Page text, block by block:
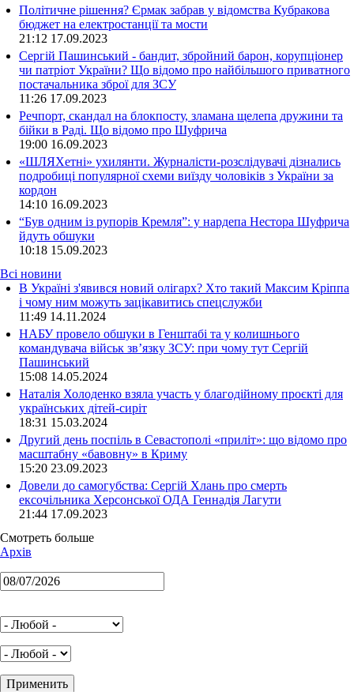
Політичне рішення? Єрмак забрав у відомства Кубракова
бюджет на електростанції та мости
21:12 17.09.2023
Сергій Пашинський - бандит, збройний барон, корупціонер
чи патріот України? Що відомо про найбільшого приватного
постачальника зброї для ЗСУ
11:26 17.09.2023
Речпорт, скандал на блокпосту, зламана щелепа дружини та
бійки в Раді. Що відомо про Шуфрича
19:00 16.09.2023
«ШЛЯХетні» ухилянти. Журналісти-розслідувачі дізнались
подробиці популярної схеми виїзду чоловіків з України за
кордон
14:10 16.09.2023
“Був одним із рупорів Кремля”: у нардепа Нестора Шуфрича
йдуть обшуки
10:18 15.09.2023
Всі новини
В Україні з'явився новий олігарх? Хто такий Максим Кріппа
і чому ним можуть зацікавитись спецслужби
11:49 14.11.2024
НАБУ провело обшуки в Генштабі та у колишнього
командувача військ зв’язку ЗСУ: при чому тут Сергій
Пашинський
15:08 14.05.2024
Наталія Холоденко взяла участь у благодійному проєкті для
українських дітей-сиріт
18:31 15.03.2024
Другий день поспіль в Севастополі «приліт»: що відомо про
масштабну «бавовну» в Криму
15:20 23.09.2023
Довели до самогубства: Сергій Хлань про смерть
ексочільника Херсонської ОДА Геннадія Лагути
21:44 17.09.2023
Смотреть больше
Архів